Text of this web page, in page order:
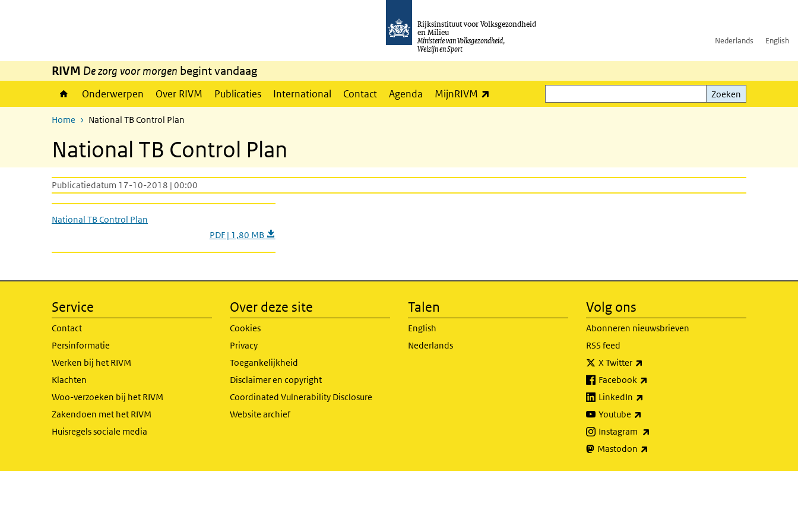
Rijksinstituut voor Volksgezondheid
en Milieu
Ministerie van Volksgezondheid,
Welzijn en Sport
Nederlands English
RIVM De zorg voor morgen begint vandaag
Onderwerpen Over RIVM Publicaties International Contact Agenda MijnRIVM
Zoeken
Zoeken
Home National TB Control Plan
National TB Control Plan
Publicatiedatum 17-10-2018 | 00:00
National TB Control Plan
PDF | 1,80 MB
Service
Contact
Persinformatie
Werken bij het RIVM
Klachten
Woo-verzoeken bij het RIVM
Zakendoen met het RIVM
Huisregels sociale media
Over deze site
Cookies
Privacy
Toegankelijkheid
Disclaimer en copyright
Coordinated Vulnerability Disclosure
Website archief
Talen
English
Nederlands
Volg ons
Abonneren nieuwsbrieven
RSS feed
X Twitter
Facebook
LinkedIn
Youtube
Instagram
Mastodon